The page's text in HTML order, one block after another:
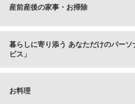
産前産後の家事・お掃除
暮らしに寄り添う あなただけのパー
ビス」
お料理